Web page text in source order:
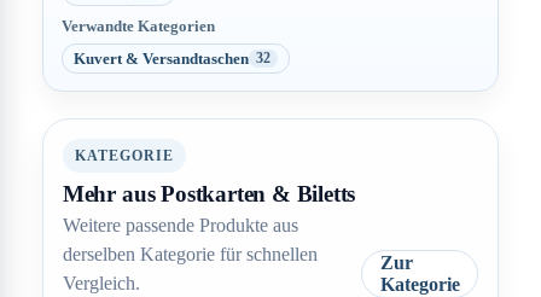
Verwandte Kategorien
Kuvert & Versandtaschen 32
KATEGORIE
Mehr aus Postkarten & Biletts
Weitere passende Produkte aus
derselben Kategorie für schnellen
Vergleich.
Zur
Kategorie